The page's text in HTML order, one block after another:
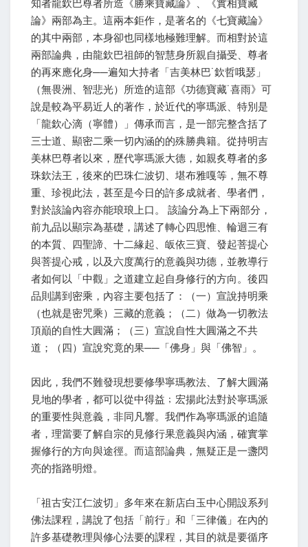
知者龍欽巴尊者所造《勝乘寶藏論》、《實相寶藏
論》兩部為主。這兩本鉅作，是著名的《七寶藏論》
的其中兩部，本身卻也同樣地極難理解。而相對於這
兩部論典，由龍欽巴祖師的智慧身所親自攝受、尊者
的再來應化身──遍知大持者「吉美林巴˙欽哲哦瑟」
（無畏洲、智悲光）所造的這部《功德寶藏˙喜雨》可
說是較為平易近人的著作，於近代的寧瑪派、特別是
「龍欽心滴（寧體）」傳承而言，是一部完整含括了
三士道、顯密二乘一切內涵的的殊勝典籍。從持明吉
美林巴尊者以來，歷代寧瑪派大德，如親炙尊者的多
珠欽法王，後來的巴珠仁波切、堪布雅嘎等，無不尊
重、珍視此法，甚至是今日的許多成就者、學者們，
對於該論內容亦能琅琅上口。 該論分為上下兩部分，
前九品以顯宗為基礎，講述了轉心四思惟、輪迴三有
的本質、四聖諦、十二緣起、皈依三寶、發起菩提心
與菩提心戒，以及六度萬行的意義與功德，並教導行
者如何以「中觀」之道建立起自身修行的方向。後四
品則講到密乘，內容主要包括了：（一）宣說持明乘
（也就是密咒乘）三藏的意義；（二）做為一切教法
頂巔的自性大圓滿；（三）宣說自性大圓滿之不共
道；（四）宣說究竟的果──「佛身」與「佛智」。
因此，我們不難發現想要修學寧瑪教法、了解大圓滿
見地的學者，都可以從中得益﹔宏揚此法對於寧瑪派
的重要性與意義，非同凡響。我們作為寧瑪派的追隨
者，理當要了解自宗的見修行果意義與內涵，確實掌
握修行的方向與途徑。而這部論典，無疑正是一盞閃
亮的指路明燈。
「祖古安江仁波切」多年來在新店白玉中心開設系列
佛法課程，講說了包括「前行」和「三律儀」在內的
許多基礎教理與修心法要的課程，其目的就是要循序